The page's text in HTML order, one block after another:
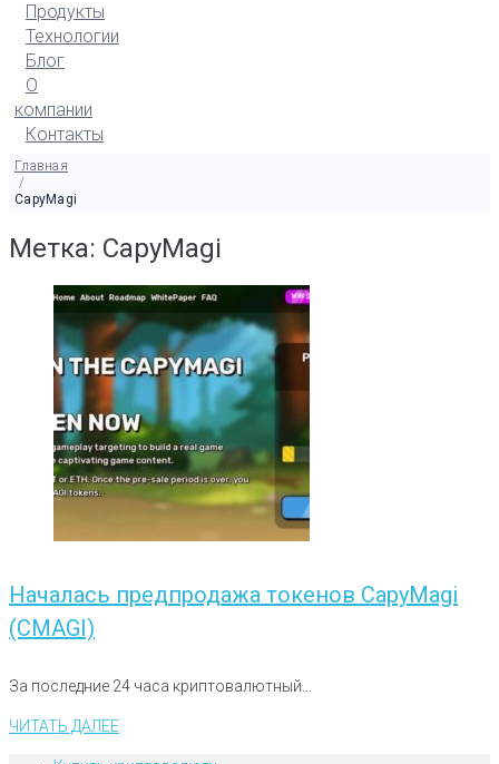
Продукты
Технологии
Блог
О
компании
Контакты
Главная
/
CapyMagi
Метка: CapyMagi
Началась предпродажа токенов CapyMagi
(CMAGI)
За последние 24 часа криптовалютный...
ЧИТАТЬ ДАЛЕЕ